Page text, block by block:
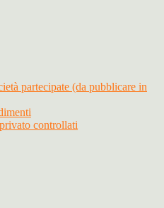
partecipate (da pubblicare in
controllati